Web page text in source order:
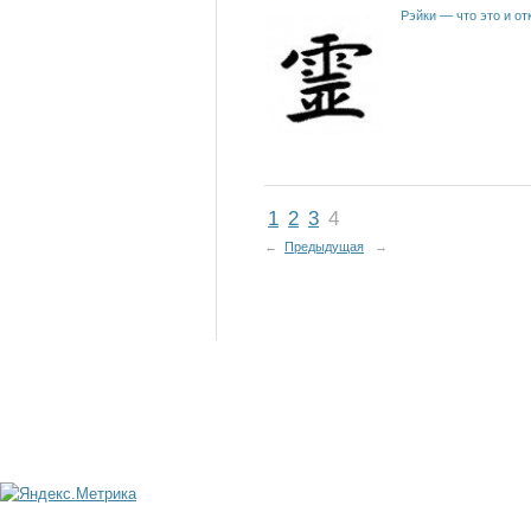
Рэйки — что это и
1 2 3 4
← Предыдущая →